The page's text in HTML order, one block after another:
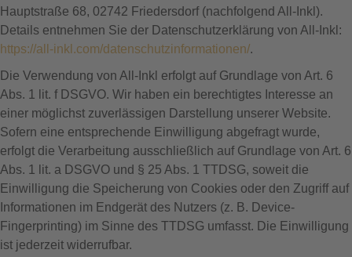
Hauptstraße 68, 02742 Friedersdorf (nachfolgend All-Inkl).
Details entnehmen Sie der Datenschutzerklärung von All-Inkl:
https://all-inkl.com/datenschutzinformationen/.
Die Verwendung von All-Inkl erfolgt auf Grundlage von Art. 6
Abs. 1 lit. f DSGVO. Wir haben ein berechtigtes Interesse an
einer möglichst zuverlässigen Darstellung unserer Website.
Sofern eine entsprechende Einwilligung abgefragt wurde,
erfolgt die Verarbeitung ausschließlich auf Grundlage von Art. 6
Abs. 1 lit. a DSGVO und § 25 Abs. 1 TTDSG, soweit die
Einwilligung die Speicherung von Cookies oder den Zugriff auf
Informationen im Endgerät des Nutzers (z. B. Device-
Fingerprinting) im Sinne des TTDSG umfasst. Die Einwilligung
ist jederzeit widerrufbar.